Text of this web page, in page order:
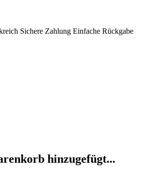
Sichere Zahlung Einfache Rückgabe
hinzugefügt...